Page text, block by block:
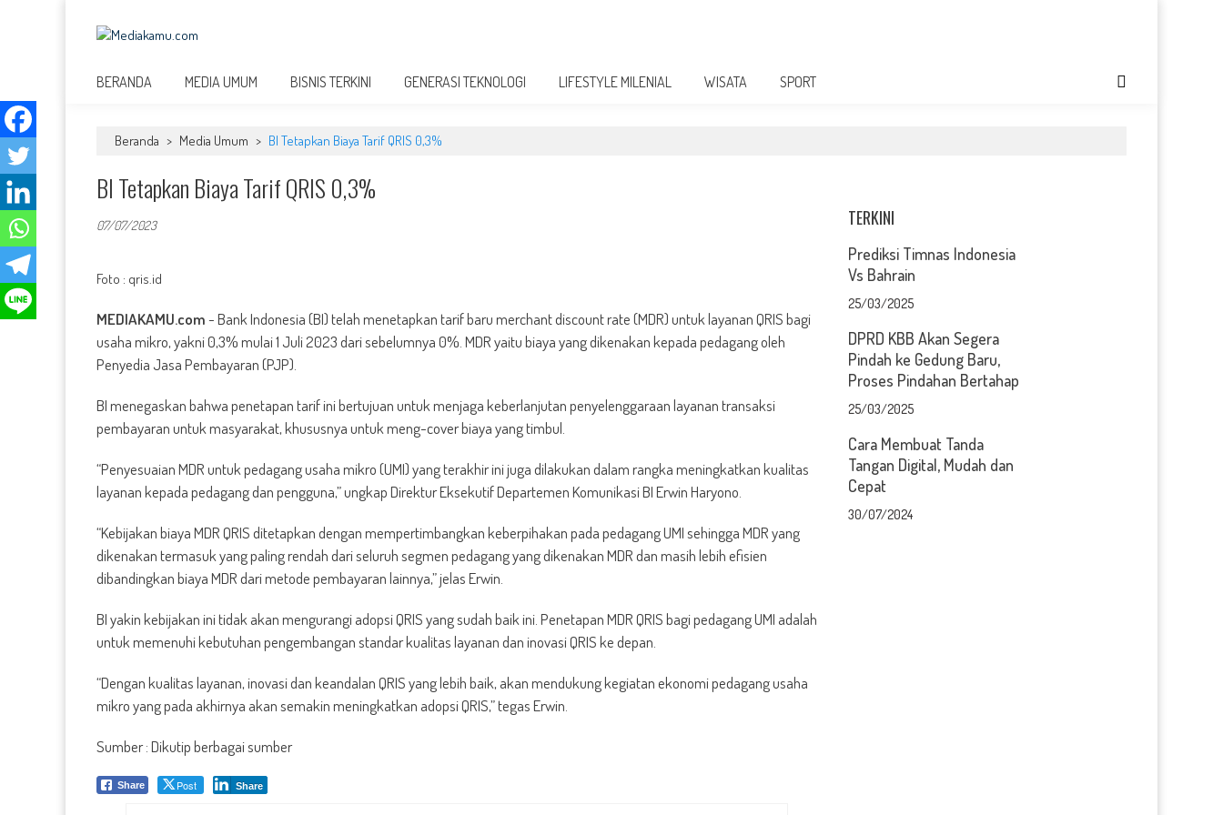
BERANDA MEDIA UMUM BISNIS TERKINI GENERASI TEKNOLOGI LIFESTYLE MILENIAL WISATA SPORT
Beranda > Media Umum > BI Tetapkan Biaya Tarif QRIS 0,3%
BI Tetapkan Biaya Tarif QRIS 0,3%
07/07/2023
Foto : qris.id
MEDIAKAMU.com-Bank Indonesia (BI) telah menetapkan tarif baru merchant discount rate (MDR) untuk layanan QRIS bagi
usaha mikro, yakni 0,3% mulai 1 Juli 2023 dari sebelumnya 0%. MDR yaitu biaya yang dikenakan kepada pedagang oleh
Penyedia Jasa Pembayaran (PJP).
BI menegaskan bahwa penetapan tarif ini bertujuan untuk menjaga keberlanjutan penyelenggaraan layanan transaksi
pembayaran untuk masyarakat, khususnya untuk meng-cover biaya yang timbul.
“Penyesuaian MDR untuk pedagang usaha mikro (UMI) yang terakhir ini juga dilakukan dalam rangka meningkatkan kualitas
layanan kepada pedagang dan pengguna,” ungkap Direktur Eksekutif Departemen Komunikasi BI Erwin Haryono.
“Kebijakan biaya MDR QRIS ditetapkan dengan mempertimbangkan keberpihakan pada pedagang UMI sehingga MDR yang
dikenakan termasuk yang paling rendah dari seluruh segmen pedagang yang dikenakan MDR dan masih lebih efisien
dibandingkan biaya MDR dari metode pembayaran lainnya,” jelas Erwin.
BI yakin kebijakan ini tidak akan mengurangi adopsi QRIS yang sudah baik ini. Penetapan MDR QRIS bagi pedagang UMI adalah
untuk memenuhi kebutuhan pengembangan standar kualitas layanan dan inovasi QRIS ke depan.
“Dengan kualitas layanan, inovasi dan keandalan QRIS yang lebih baik, akan mendukung kegiatan ekonomi pedagang usaha
mikro yang pada akhirnya akan semakin meningkatkan adopsi QRIS,” tegas Erwin.
Sumber : Dikutip berbagai sumber
Share Post Share
TERKINI
Prediksi Timnas Indonesia
Vs Bahrain
25/03/2025
DPRD KBB Akan Segera
Pindah ke Gedung Baru,
Proses Pindahan Bertahap
25/03/2025
Cara Membuat Tanda
Tangan Digital, Mudah dan
Cepat
30/07/2024